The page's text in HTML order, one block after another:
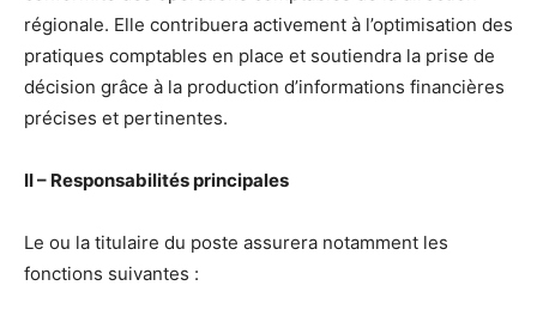
régionale. Elle contribuera activement à l’optimisation des
pratiques comptables en place et soutiendra la prise de
décision grâce à la production d’informations financières
précises et pertinentes.
II – Responsabilités principales
Le ou la titulaire du poste assurera notamment les
fonctions suivantes :